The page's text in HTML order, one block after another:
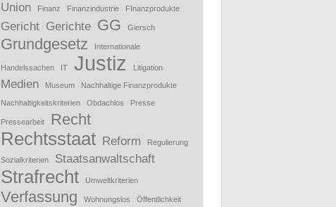
Union
Finanz Finanzindustrie FInanzprodukte
Gericht Gerichte GG Giersch
Grundgesetz Internationale
Handelssachen IT Justiz Litigation
Medien Museum Nachhaltige Finanzprodukte
Nachhaltigkeitskriterien Obdachlos Presse
Pressearbeit Recht
Rechtsstaat Reform Regulierung
Sozialkriterien Staatsanwaltschaft
Strafrecht Umweltkriterien
Verfassung Wohnungslos Öffentlichkeit